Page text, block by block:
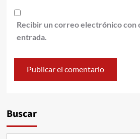
Recibir un correo electrónico con
entrada.
Buscar